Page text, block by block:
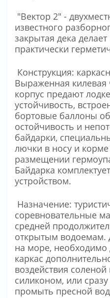
"Вектор 2" -
известного
закрытая дека
практически
Конструкция:
Выраженная килевая
корпус предают
устойчивость,
бортовые баллоны
остойчивость и
байдарки,
лючки в носу и
размещении
Байдарка
устройством.
Назначение:
соревновательные
средней
открытым водоемам.
на море,
каркас
воздействия
силиконом, или
промыть пресной